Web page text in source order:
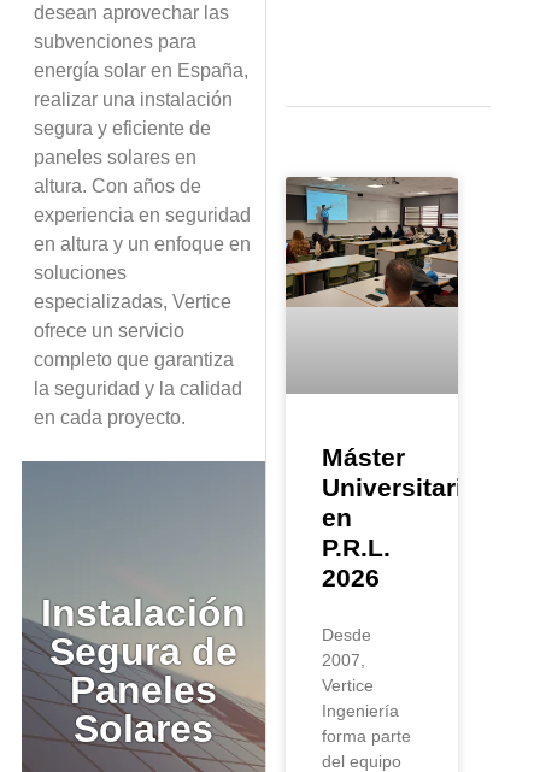
desean aprovechar las
subvenciones para
energía solar en España,
realizar una instalación
segura y eficiente de
paneles solares en
altura. Con años de
experiencia en seguridad
en altura y un enfoque en
soluciones
especializadas, Vertice
ofrece un servicio
completo que garantiza
la seguridad y la calidad
en cada proyecto.
Instalación
Segura de
Paneles
Solares
Máster
Universitario
en
P.R.L.
2026
Desde
2007,
Vertice
Ingeniería
forma parte
del equipo